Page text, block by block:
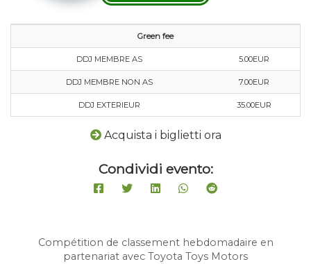
Green fee
DDJ MEMBRE AS 5.00EUR
DDJ MEMBRE NON AS 7.00EUR
DDJ EXTERIEUR 35.00EUR
Acquista i biglietti ora
Condividi evento:
Compétition de classement hebdomadaire en
partenariat avec Toyota Toys Motors